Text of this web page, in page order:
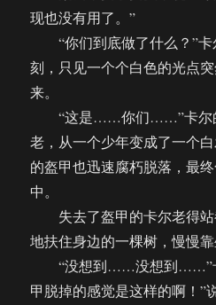
现也没有用了。”
“你们到底做了什么？”卡
刻，只见一个个白色的光点
来。
“这是……你们……”卡尔的
老，从一个少年变成了一个
的盔甲也迅速腐朽脱落，最
中。
失去了盔甲的卡尔老得站
地扶住身边的一棵树，慢慢靠
“没想到……没想到……”卡
甲脱掉的感觉是这样的啊！”